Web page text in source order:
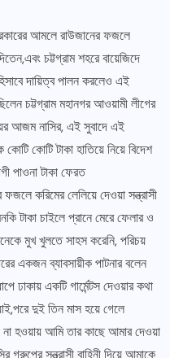
আমলে রাউজানের ফজলে
চট্টগ্রাম শহরে বায়েজিদে
দায়িত্ব পালন করলেও এই
ছিলেন চট্টগ্রাম মহানগর আওয়ামী লীগের
আজম নাসির, এই সুবাদে এই
কোটি টাকা হাতিয়ে নিয়ে বিদেশ
পাওনা টাকা ফেরত
করিমের লেলিয়ে দেওয়া সন্ত্রাসী
টাকা চাইলে প্রানে মেরে ফেলার ও
মুখ খুলতে সাহস করেনি, পরিচয়
একজন ব্যাবসায়ীক পাটনার বলেন
ঢাকায় একটি গার্মেন্টস দেওয়ার কথা
দুই তিন মাস হয়ে গেলে
না হওয়ায় আমি তার কাছে আমার দেওয়া
সন্ত্রাসী বাহিনী দিয়ে আমাকে